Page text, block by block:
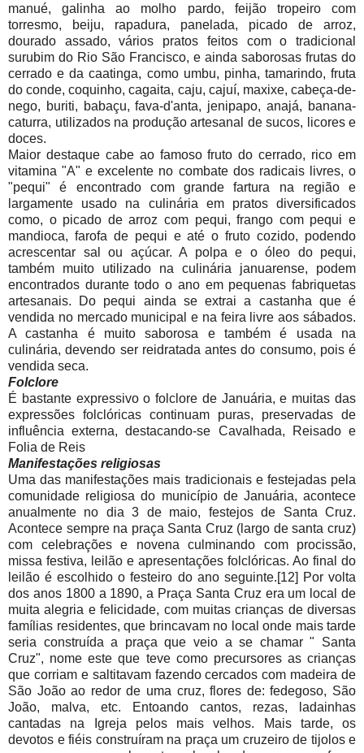
manué, galinha ao molho pardo, feijão tropeiro com
torresmo, beiju, rapadura, panelada, picado de arroz,
dourado assado, vários pratos feitos com o tradicional
surubim do Rio São Francisco, e ainda saborosas frutas do
cerrado e da caatinga, como umbu, pinha, tamarindo, fruta
do conde, coquinho, cagaita, caju, cajuí, maxixe, cabeça-de-
nego, buriti, babaçu, fava-d'anta, jenipapo, anajá, banana-
caturra, utilizados na produção artesanal de sucos, licores e
doces.
Maior destaque cabe ao famoso fruto do cerrado, rico em
vitamina "A" e excelente no combate dos radicais livres, o
"pequi" é encontrado com grande fartura na região e
largamente usado na culinária em pratos diversificados
como, o picado de arroz com pequi, frango com pequi e
mandioca, farofa de pequi e até o fruto cozido, podendo
acrescentar sal ou açúcar. A polpa e o óleo do pequi,
também muito utilizado na culinária januarense, podem
encontrados durante todo o ano em pequenas fabriquetas
artesanais. Do pequi ainda se extrai a castanha que é
vendida no mercado municipal e na feira livre aos sábados.
A castanha é muito saborosa e também é usada na
culinária, devendo ser reidratada antes do consumo, pois é
vendida seca.
Folclore
É bastante expressivo o folclore de Januária, e muitas das
expressões folclóricas continuam puras, preservadas de
influência externa, destacando-se Cavalhada, Reisado e
Folia de Reis
Manifestações religiosas
Uma das manifestações mais tradicionais e festejadas pela
comunidade religiosa do município de Januária, acontece
anualmente no dia 3 de maio, festejos de Santa Cruz.
Acontece sempre na praça Santa Cruz (largo de santa cruz)
com celebrações e novena culminando com procissão,
missa festiva, leilão e apresentações folclóricas. Ao final do
leilão é escolhido o festeiro do ano seguinte.[12] Por volta
dos anos 1800 a 1890, a Praça Santa Cruz era um local de
muita alegria e felicidade, com muitas crianças de diversas
famílias residentes, que brincavam no local onde mais tarde
seria construída a praça que veio a se chamar " Santa
Cruz", nome este que teve como precursores as crianças
que corriam e saltitavam fazendo cercados com madeira de
São João ao redor de uma cruz, flores de: fedegoso, São
João, malva, etc. Entoando cantos, rezas, ladainhas
cantadas na Igreja pelos mais velhos. Mais tarde, os
devotos e fiéis construíram na praça um cruzeiro de tijolos e